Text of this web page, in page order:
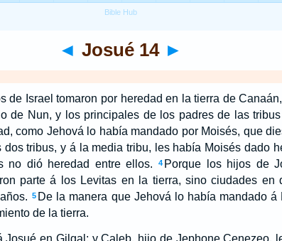
◄ Josué 14 ►
de Israel tomaron por heredad en la tierra de
de Nun, y los principales de los padres de las
como Jehová lo había mandado por Moisés, que
dos tribus, y á la media tribu, les había Moisés dado
no dió heredad entre ellos.
4 Porque los hijos de
parte á los Levitas en la tierra, sino ciudades en
5 De la manera que Jehová lo había mandado
de la tierra.
Josué en Gilgal; y Caleb, hijo de Jephone Cenezeo,